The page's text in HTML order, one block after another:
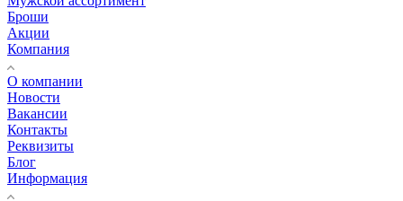
Броши
Акции
Компания
О компании
Новости
Вакансии
Контакты
Реквизиты
Блог
Информация